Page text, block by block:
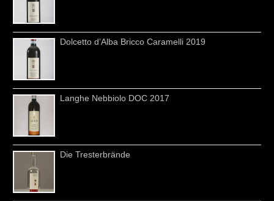
Dolcetto d’Alba Bricco Caramelli 2019
Langhe Nebbiolo DOC 2017
Die Tresterbrände